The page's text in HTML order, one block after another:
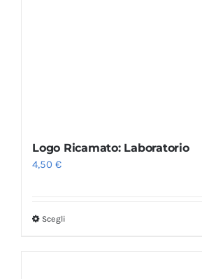
Logo Ricamato: Laboratorio
4,50€
Scegli